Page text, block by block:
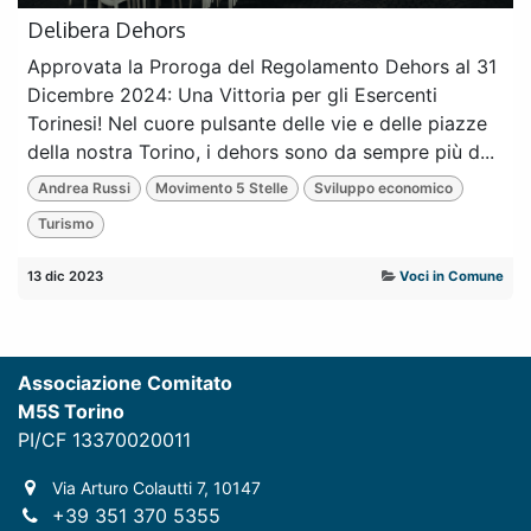
Delibera Dehors
Approvata la Proroga del Regolamento Dehors al 31
Dicembre 2024: Una Vittoria per gli Esercenti
Torinesi! Nel cuore pulsante delle vie e delle piazze
della nostra Torino, i dehors sono da sempre più d...
Andrea Russi Movimento 5 Stelle Sviluppo economico
Turismo
13 dic 2023 Voci in Comune
Associazione Comitato
M5S Torino
PI/CF 13370020011
Via Arturo Colautti 7, 10147
+39 351 370 5355